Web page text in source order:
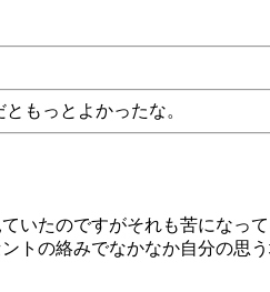
もっとよかったな。
いたのですがそれも苦になっ
トの絡みでなかなか自分の思